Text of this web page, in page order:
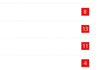
8
13
11
4